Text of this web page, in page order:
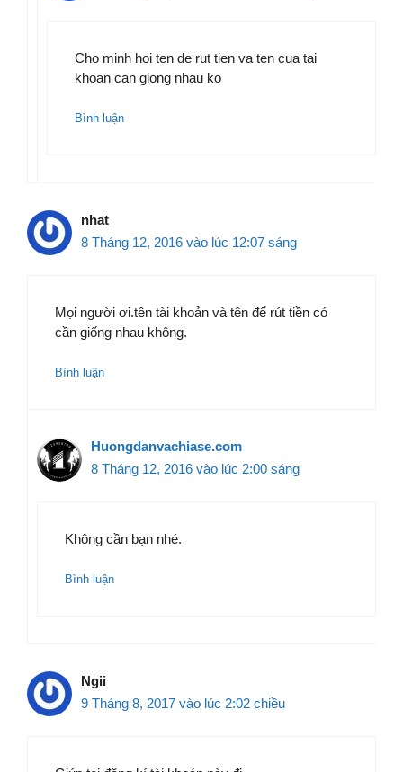
Cho minh hoi ten de rut tien va ten cua tai
khoan can giong nhau ko
Bình luận
nhat
8 Tháng 12, 2016 vào lúc 12:07 sáng
Mọi người ơi.tên tài khoản và tên để rút tiền có
cần giống nhau không.
Bình luận
Huongdanvachiase.com
8 Tháng 12, 2016 vào lúc 2:00 sáng
Không cần bạn nhé.
Bình luận
Ngii
9 Tháng 8, 2017 vào lúc 2:02 chiều